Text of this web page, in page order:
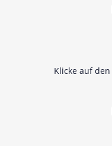
Klicke auf den